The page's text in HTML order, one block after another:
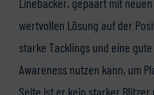
Linebacker, gepaart mit
wertvollen Lösung auf der
starke Tacklings und eine
Awareness nutzen kann, um
Seite ist er kein starker